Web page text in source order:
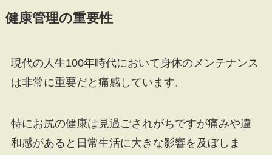
健康管理の重要性
現代の人生100年時代において身体のメンテナンス
は非常に重要だと痛感しています。
特にお尻の健康は見過ごされがちですが痛みや違
和感があると日常生活に大きな影響を及ぼしま